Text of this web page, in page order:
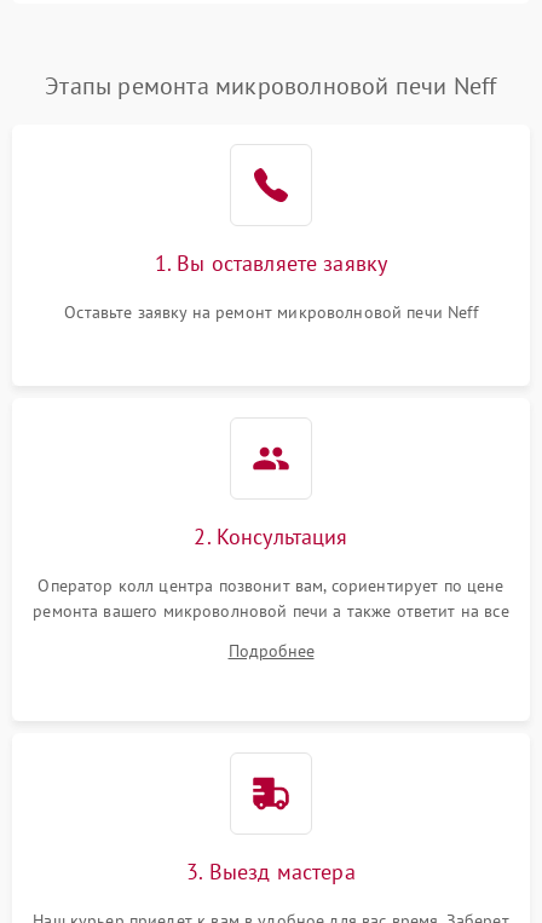
Появление запаха гари Подробнее →
2200 ₽
Не работают сенсорные
1000 ₽
Этапы ремонта микроволновой печи Neff
1. Вы оставляете заявку
Оставьте заявку на ремонт микроволновой печи Neff
2. Консультация
Оператор колл центра позвонит вам, сориентирует по цене
ремонта вашего микроволновой печи а также ответит на все
Подробнее
3. Выезд мастера